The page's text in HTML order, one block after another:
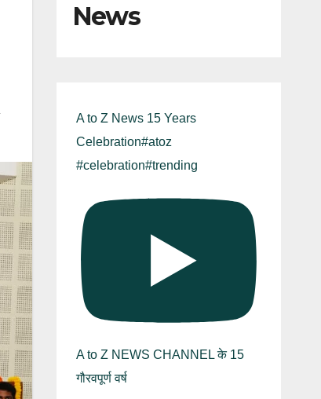
News
A to Z News 15 Years
Celebration#atoz
#celebration#trending
A to Z NEWS CHANNEL के 15
गौरवपूर्ण वर्ष